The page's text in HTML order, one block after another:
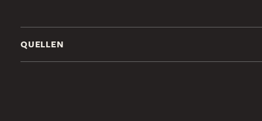
QUELLEN